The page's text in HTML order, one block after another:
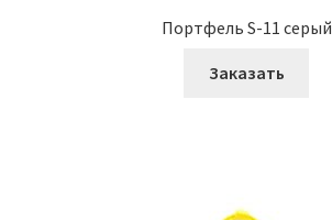
Портфель S-11 серый
Заказать